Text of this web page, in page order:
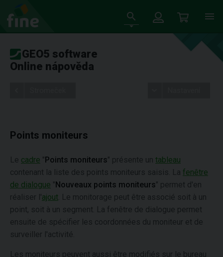
GEO5 software
Online nápověda
Points moniteurs
Le cadre "Points moniteurs" présente un tableau
contenant la liste des points moniteurs saisis. La fenêtre
de dialogue "Nouveaux points moniteurs" permet d'en
réaliser l'ajout . Le monitorage peut être associé soit à un
point, soit à un segment. La fenêtre de dialogue permet
ensuite de spécifier les coordonnées du moniteur et de
surveiller l'activité.
Les moniteurs peuvent aussi être modifiés sur le bureau